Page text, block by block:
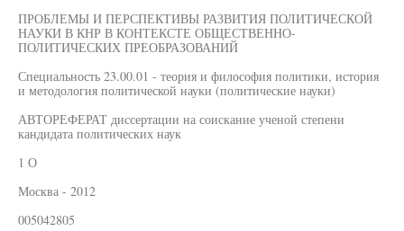
ПРОБЛЕМЫ И ПЕРСПЕКТИВЫ РАЗВИТИЯ ПОЛИТИЧЕСКОЙ
НАУКИ В КНР В КОНТЕКСТЕ ОБЩЕСТВЕННО-
ПОЛИТИЧЕСКИХ ПРЕОБРАЗОВАНИЙ
Специальность 23.00.01 - теория и философия политики, история
и методология политической науки (политические науки)
АВТОРЕФЕРАТ диссертации на соискание ученой степени
кандидата политических наук
1 О
Москва - 2012
005042805